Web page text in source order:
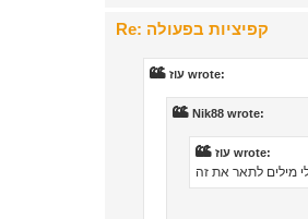
Re: קפיציות בפעולה
עוז wrote:
Nik88 wrote:
עוז wrote:
מילים לתאר את זה